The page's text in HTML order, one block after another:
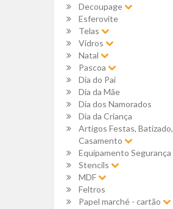
Decoupage
Esferovite
Telas
Vidros
Natal
Pascoa
Dia do Pai
Dia da Mãe
Dia dos Namorados
Dia da Criança
Artigos Festas, Batizado,
Casamento
Equipamento Segurança
Stencils
MDF
Feltros
Papel marché - cartão